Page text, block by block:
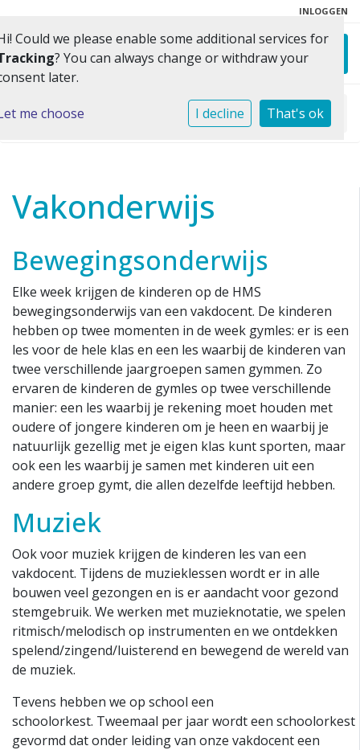
INLOGGEN
Home Ons onderwijs» Vakonderwijs
Vakonderwijs
Bewegingsonderwijs
Elke week krijgen de kinderen op de HMS
bewegingsonderwijs van een vakdocent. De kinderen
hebben op twee momenten in de week gymles: er is een
les voor de hele klas en een les waarbij de kinderen van
twee verschillende jaargroepen samen gymmen. Zo
ervaren de kinderen de gymles op twee verschillende
manier: een les waarbij je rekening moet houden met
oudere of jongere kinderen om je heen en waarbij je
natuurlijk gezellig met je eigen klas kunt sporten, maar
ook een les waarbij je samen met kinderen uit een
andere groep gymt, die allen dezelfde leeftijd hebben.
Muziek
Ook voor muziek krijgen de kinderen les van een
vakdocent. Tijdens de muzieklessen wordt er in alle
bouwen veel gezongen en is er aandacht voor gezond
stemgebruik. We werken met muzieknotatie, we spelen
ritmisch/melodisch op instrumenten en we ontdekken
spelend/zingend/luisterend en bewegend de wereld van
de muziek.
Tevens hebben we op school een
schoolorkest. Tweemaal per jaar wordt een schoolorkest
gevormd dat onder leiding van onze vakdocent een
Could we please enable some additional services for
? You can always change or withdraw your
later.
me choose I decline That's ok